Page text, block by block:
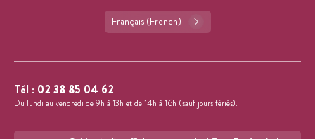
Français (French)
Tél : 02 38 85 04 62
Du lundi au vendredi de 9h à 13h et de 14h à 16h (sauf jours fériés).